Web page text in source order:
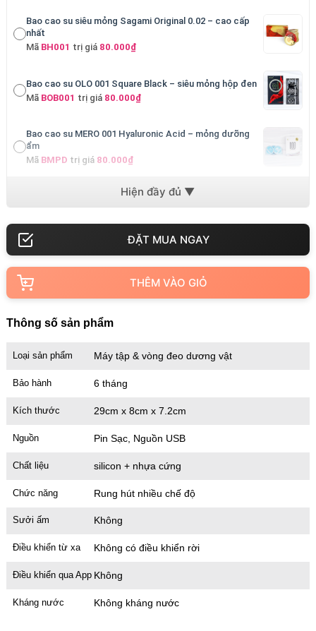
Bao cao su siêu mỏng Sagami Original 0.02 – cao cấp
nhất
Mã BH001 trị giá 80.000₫
Bao cao su OLO 001 Square Black – siêu mỏng hộp đen
Mã BOB001 trị giá 80.000₫
Bao cao su MERO 001 Hyaluronic Acid – mỏng dưỡng
ẩm
Mã BMPD trị giá 80.000₫
Bao cao su MERO 001 Ultra-Thin – cực mỏng cảm giác
THÊM VÀO GIỎ
Thông số sản phẩm
Loại sản phẩm Máy tập & vòng đeo dương vật
Bảo hành 6 tháng
Kích thước 29cm x 8cm x 7.2cm
Nguồn Pin Sạc, Nguồn USB
Chất liệu silicon + nhựa cứng
Chức năng Rung hút nhiều chế độ
Sưởi ấm Không
Điều khiển từ xa Không có điều khiển rời
Điều khiển qua App Không
Kháng nước Không kháng nước